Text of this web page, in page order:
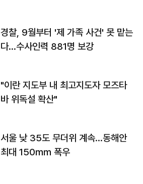
경찰, 9월부터 '제 가족 사건' 못 맡는
다…수사인력 881명 보강
"이란 지도부 내 최고지도자 모즈타
바 위독설 확산"
서울 낮 35도 무더위 계속…동해안
최대 150㎜ 폭우